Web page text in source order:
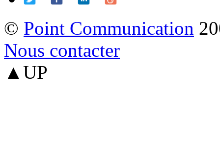
© Point Communication
Nous contacter
▲UP